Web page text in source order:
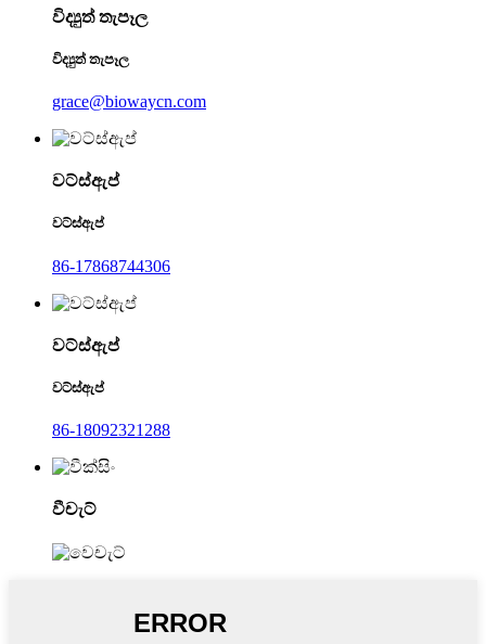
විද්‍යුත් තැපෑල
විද්‍යුත් තැපෑල
grace@biowaycn.com
වට්ස්ඇප්
වට්ස්ඇප්
86-17868744306
වට්ස්ඇප්
වට්ස්ඇප්
86-18092321288
වීචැට්